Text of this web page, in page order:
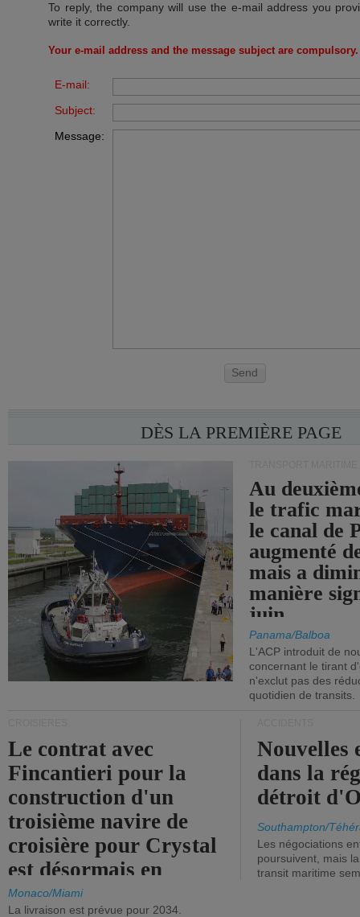
To reply, the company will use the e-mail address you
write it correctly.
Your e-mail address and the message subject are compulsory.
E-mail:
Subject:
Message:
Send
DÈS LA PREMIÈRE PAGE
Au
le trafic
le canal de
augmenté
mais a
manière
juin.
Panama/Balboa
L'ACP introduit de
concernant le tirant
n'exclut pas des
quotidien de transits.
Le contrat avec
Fincantieri pour la
construction d'un
troisième navire de
croisière pour Crystal
est désormais en
vigueur.
Monaco/Miami
La livraison est prévue pour 2034.
Nouvelles
dans la
détroit
Southampton/
Les négociations
poursuivent, mais
transit maritime